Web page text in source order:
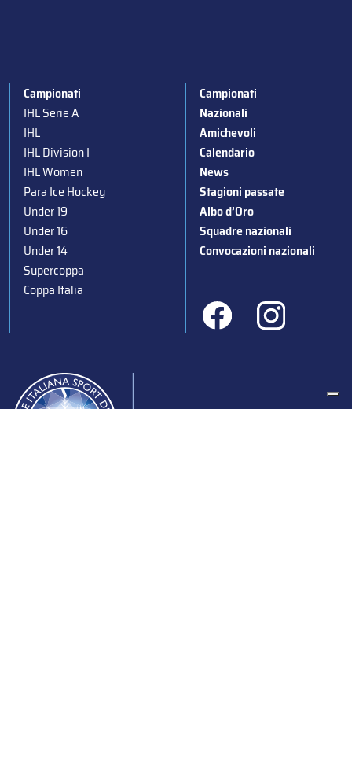
Campionati
IHL Serie A
IHL
IHL Division I
IHL Women
Para Ice Hockey
Under 19
Under 16
Under 14
Supercoppa
Coppa Italia
Campionati
Nazionali
Amichevoli
Calendario
News
Stagioni passate
Albo d’Oro
Squadre nazionali
Convocazioni nazionali